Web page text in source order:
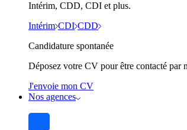
Intérim, CDD, CDI et plus.
Intérim CDI CDD
Candidature spontanée
Déposez votre CV pour être contacté par
J'envoie mon CV
Nos agences